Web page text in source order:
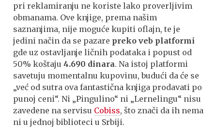
pri reklamiranju ne koriste lako proverljivim
obmanama. Ove knjige, prema našim
saznanjima, nije moguće kupiti oflajn, te je
jedini način da se pazare preko veb platformi
gde uz ostavljanje ličnih podataka i popust od
50% koštaju4.690 dinara. Na istoj platformi
savetuju momentalnu kupovinu, budući da će se
„već od sutra ova fantastična knjiga prodavati po
punoj ceni“. Ni „Pingulino“ ni „Lernelingu“ nisu
zavedene na servisu Cobiss, što znači da ih nema
ni u jednoj biblioteci u Srbiji.